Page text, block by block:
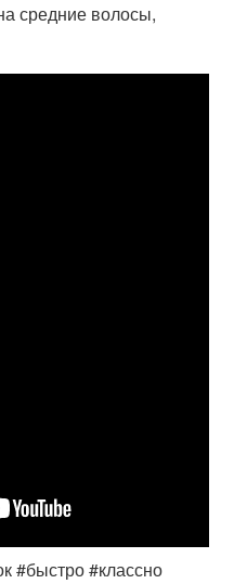
средние волосы,
#быстро #классно